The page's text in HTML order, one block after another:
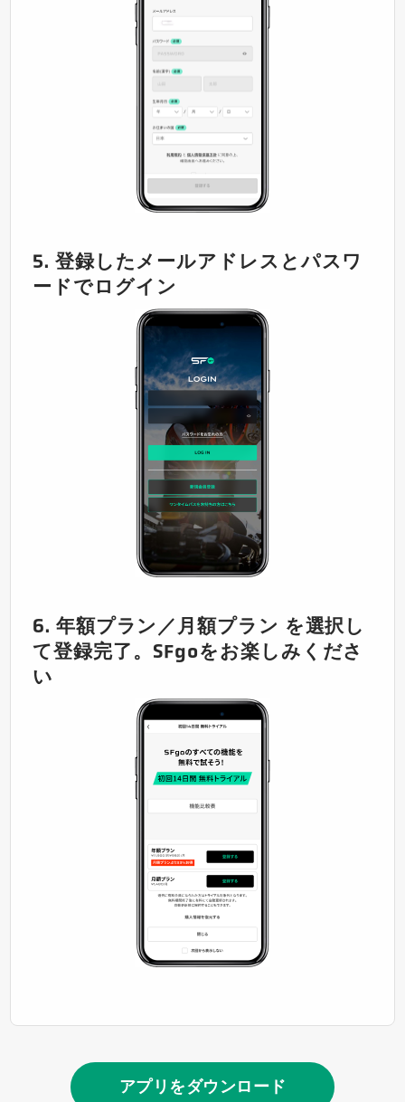
5. 登録したメールアドレスとパスワ
ードでログイン
6. 年額プラン／月額プラン を選択し
て登録完了。SFgoをお楽しみくださ
い
アプリをダウンロード